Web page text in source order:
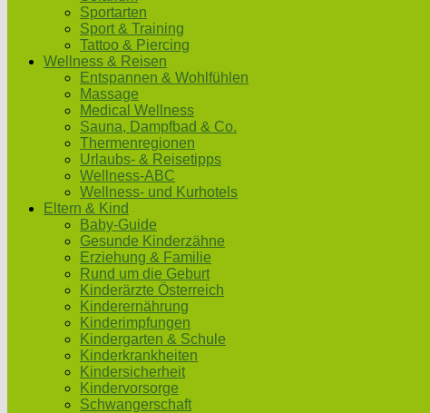
Sportarten
Sport & Training
Tattoo & Piercing
Wellness & Reisen
Entspannen & Wohlfühlen
Massage
Medical Wellness
Sauna, Dampfbad & Co.
Thermenregionen
Urlaubs- & Reisetipps
Wellness-ABC
Wellness- und Kurhotels
Eltern & Kind
Baby-Guide
Gesunde Kinderzähne
Erziehung & Familie
Rund um die Geburt
Kinderärzte Österreich
Kinderernährung
Kinderimpfungen
Kindergarten & Schule
Kinderkrankheiten
Kindersicherheit
Kindervorsorge
Schwangerschaft